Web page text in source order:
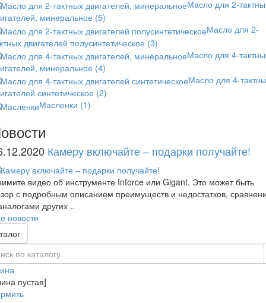
Масло для 2-
минеральное (5)
Масло для 2-
двигателей полусинтетическое (3)
Масло для 4-
минеральное (4)
Масло для 4-
синтетическое (2)
Масленки (1)
Камеру включайте – подарки получайте!
видео об инструменте Inforce или Gigant. Это может быть
с подробным описанием преимуществ и недостатков,
других ..
новости
пустая]